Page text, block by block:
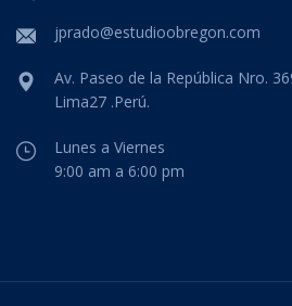
jprado@estudioobregon.com
Av. Paseo de la República Nro.
Lima27 .Perú.
Lunes a Viernes
9:00 am a 6:00 pm